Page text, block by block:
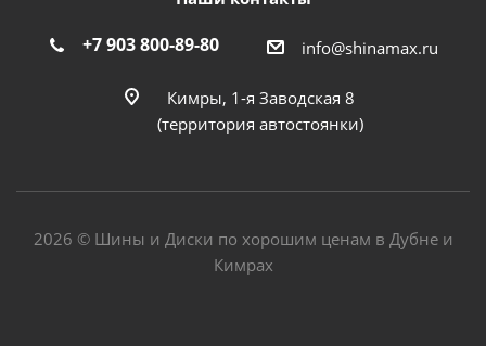
+7 903 800-89-80 info@shinamax.ru
Кимры, 1-я Заводская 8
(территория автостоянки)
2026 © Шины и Диски по хорошим ценам в Дубне и
Кимрах